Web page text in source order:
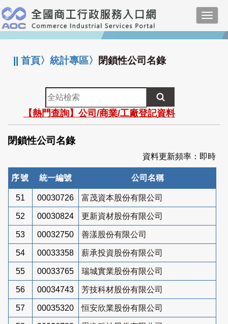
跳
到
主
要
:::
||首頁〉統計專區〉 閉鎖性公司名錄
全
站
檢
索
【熱門查詢】公司/商業/工廠登記資料
閉鎖性公司名錄
資料更新頻率：即時
序號 統一編號 公司名稱
51 00030726 富茂資本股份有限公司
52 00030824 更新資材股份有限公司
53 00032750 善漾股份有限公司
54 00033358 薪承投資股份有限公司
55 00033765 瑞城實業股份有限公司
56 00034743 芳技科材股份有限公司
57 00035320 恒安欣業股份有限公司